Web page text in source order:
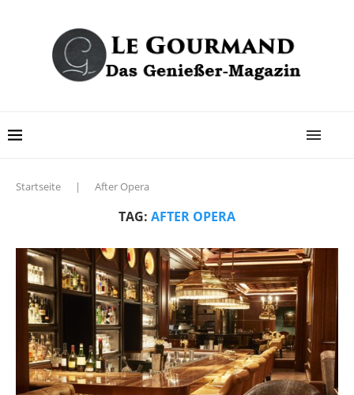
Startseite | After Opera
TAG: AFTER OPERA